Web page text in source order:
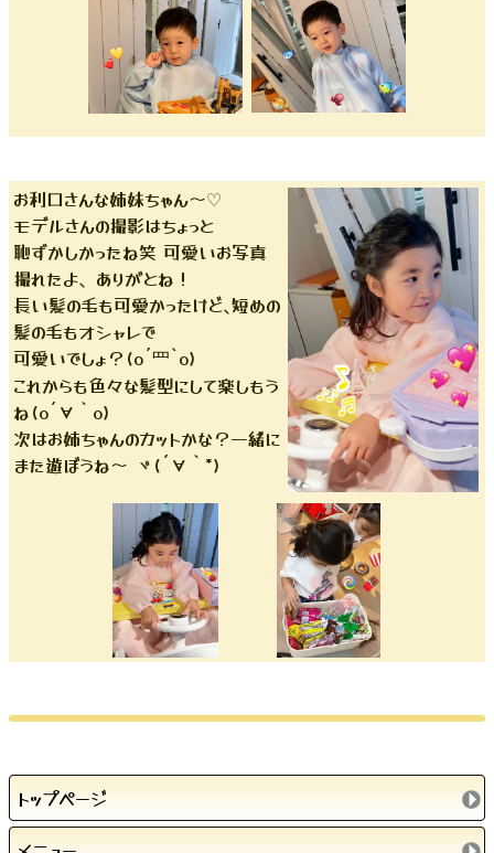
お利口さんな姉妹ちゃん〜♡
モデルさんの撮影はちょっと
恥ずかしかったね笑 可愛いお写真
撮れたよ、ありがとね！
長い髪の毛も可愛かったけど､短めの
髪の毛もオシャレで
可愛いでしょ？(o´罒`o)
これからも色々な髪型にして楽しもう
ね(o´∀｀o)
次はお姉ちゃんのカットかな？一緒に
また遊ぼうね〜 ヾ(´∀｀*)
トップページ